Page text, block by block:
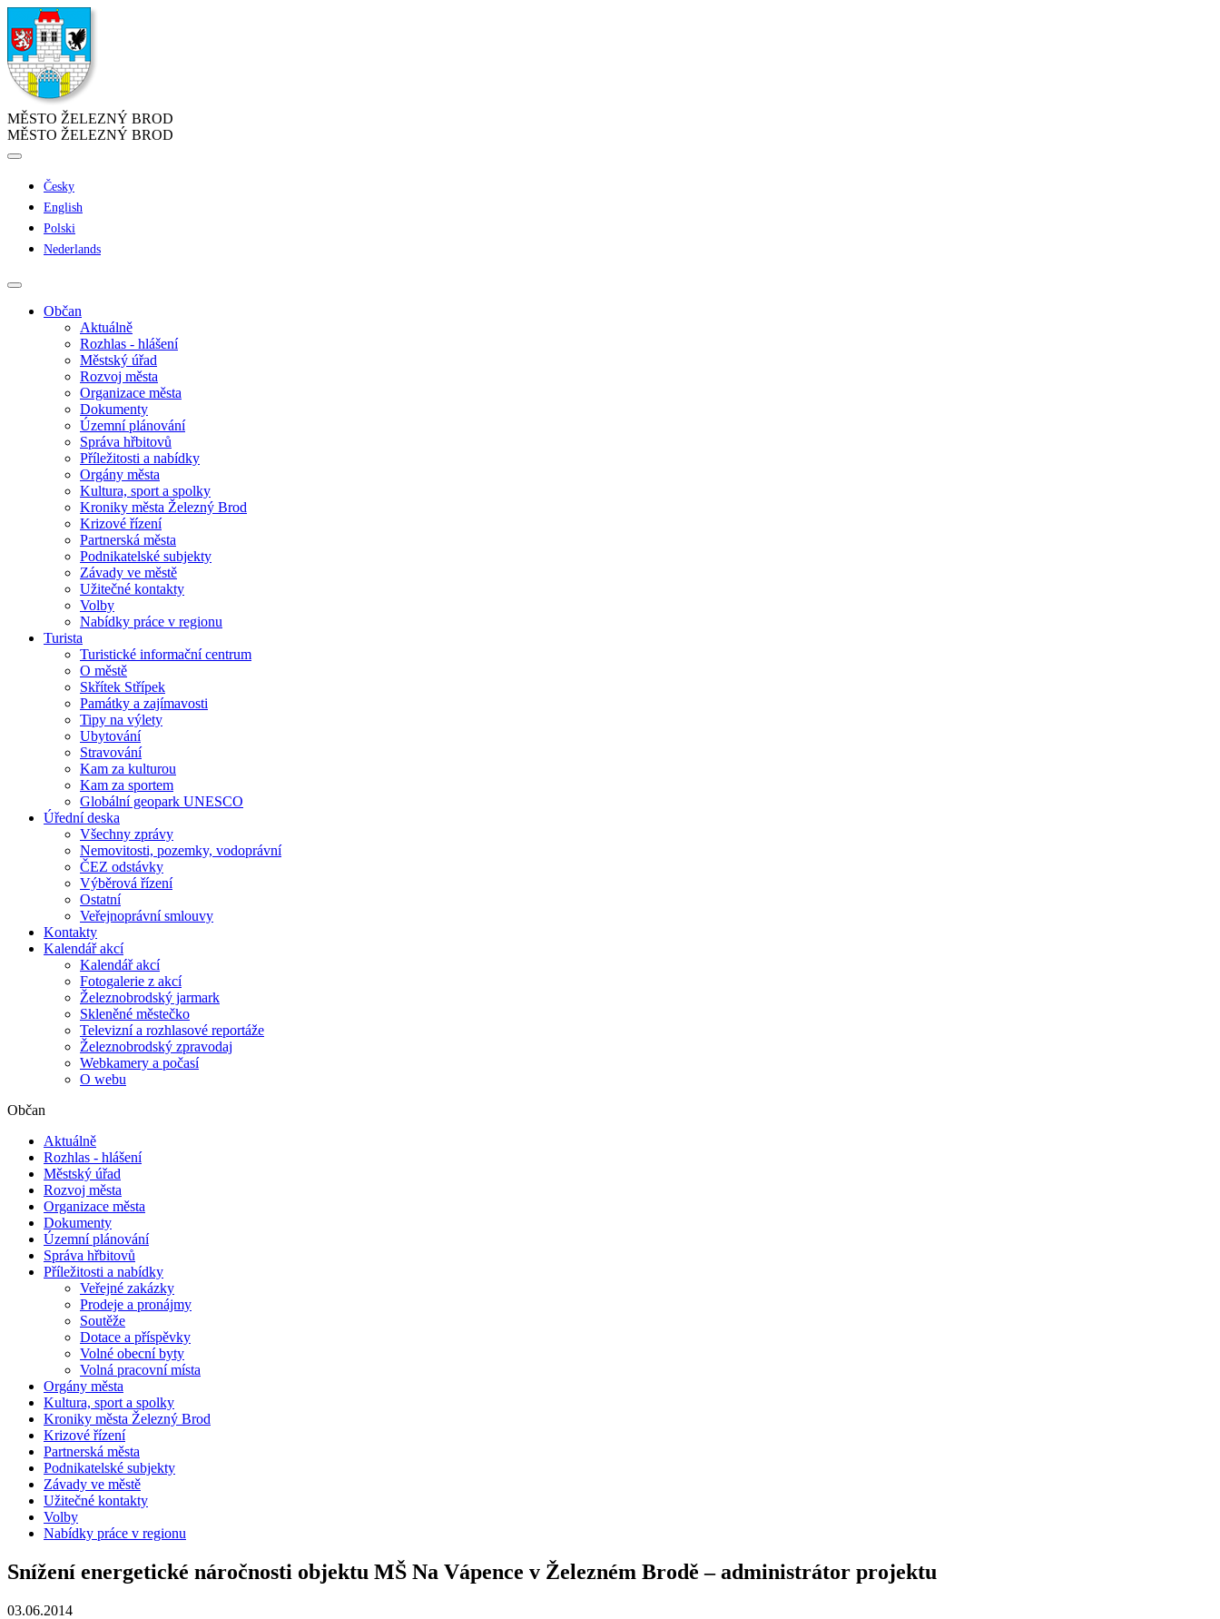
MĚSTO ŽELEZNÝ BROD
MĚSTO ŽELEZNÝ BROD
Česky
English
Polski
Nederlands
Občan
Aktuálně
Rozhlas - hlášení
Městský úřad
Rozvoj města
Organizace města
Dokumenty
Územní plánování
Správa hřbitovů
Příležitosti a nabídky
Orgány města
Kultura, sport a spolky
Kroniky města Železný Brod
Krizové řízení
Partnerská města
Podnikatelské subjekty
Závady ve městě
Užitečné kontakty
Volby
Nabídky práce v regionu
Turista
Turistické informační centrum
O městě
Skřítek Střípek
Památky a zajímavosti
Tipy na výlety
Ubytování
Stravování
Kam za kulturou
Kam za sportem
Globální geopark UNESCO
Úřední deska
Všechny zprávy
Nemovitosti, pozemky, vodoprávní
ČEZ odstávky
Výběrová řízení
Ostatní
Veřejnoprávní smlouvy
Kontakty
Kalendář akcí
Kalendář akcí
Fotogalerie z akcí
Železnobrodský jarmark
Skleněné městečko
Televizní a rozhlasové reportáže
Železnobrodský zpravodaj
Webkamery a počasí
O webu
Občan
Aktuálně
Rozhlas - hlášení
Městský úřad
Rozvoj města
Organizace města
Dokumenty
Územní plánování
Správa hřbitovů
Příležitosti a nabídky
Veřejné zakázky
Prodeje a pronájmy
Soutěže
Dotace a příspěvky
Volné obecní byty
Volná pracovní místa
Orgány města
Kultura, sport a spolky
Kroniky města Železný Brod
Krizové řízení
Partnerská města
Podnikatelské subjekty
Závady ve městě
Užitečné kontakty
Volby
Nabídky práce v regionu
Snížení energetické náročnosti objektu MŠ Na Vápence v Železném Brodě – administrátor projektu
03.06.2014